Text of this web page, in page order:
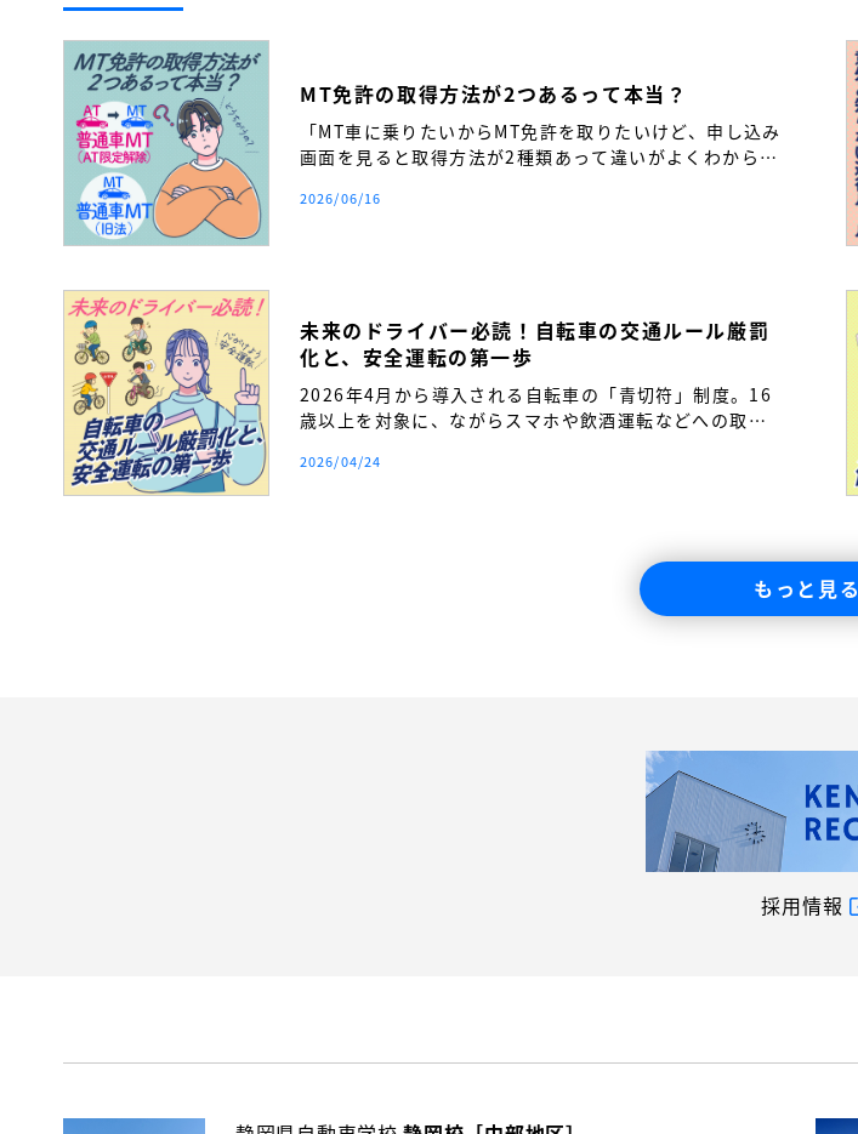
MT免許の取得方法が2つあるって本当？
「MT車に乗りたいからMT免許を取りたいけど、申し込み
画面を見ると取得方法が2種類あって違いがよくわからな
か。
2026/06/16
未来のドライバー必読！自転車の交通ルール厳罰
化と、安全運転の第一歩
2026年4月から導入される自転車の「青切符」制度。16
歳以上を対象に、ながらスマホや飲酒運転などへの取り
覚を持ち、将来の安全運転へと繋げるために――。免許取
2026/04/24
もっと見る
採用情報